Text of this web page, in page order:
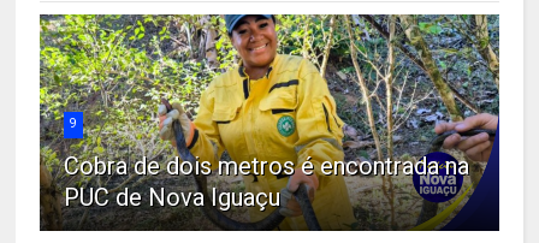
9
Cobra de dois metros é encontrada na
PUC de Nova Iguaçu